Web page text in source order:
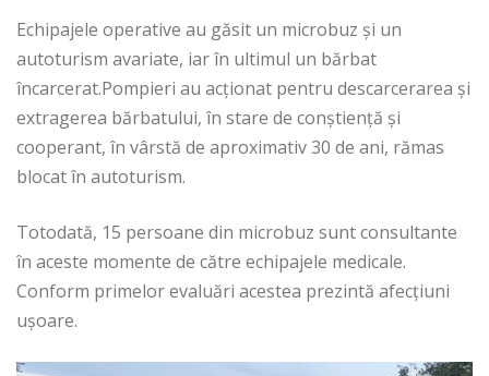
Echipajele operative au găsit un microbuz și un
autoturism avariate, iar în ultimul un bărbat
încarcerat.Pompieri au acționat pentru descarcerarea și
extragerea bărbatului, în stare de conștiență și
cooperant, în vârstă de aproximativ 30 de ani, rămas
blocat în autoturism.
Totodată, 15 persoane din microbuz sunt consultante
în aceste momente de către echipajele medicale.
Conform primelor evaluări acestea prezintă afecțiuni
ușoare.